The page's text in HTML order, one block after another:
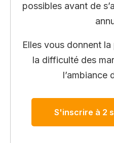
possibles avant de
Elles vous donnent
la difficulté des
l’ambiance
S'inscrire à 2